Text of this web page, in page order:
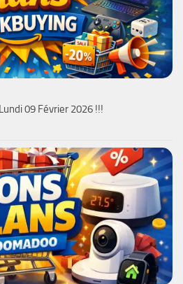
09 Février 2026 !!!